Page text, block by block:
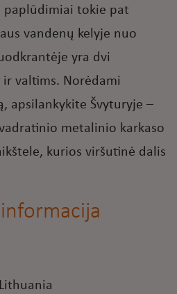
paplūdimiai tokie pat
vandenų kelyje nuo
yra dvi
valtims. Norėdami
apsilankykite Švyturyje –
metalinio karkaso
kurios viršutinė dalis